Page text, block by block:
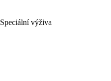
Speciální výživa